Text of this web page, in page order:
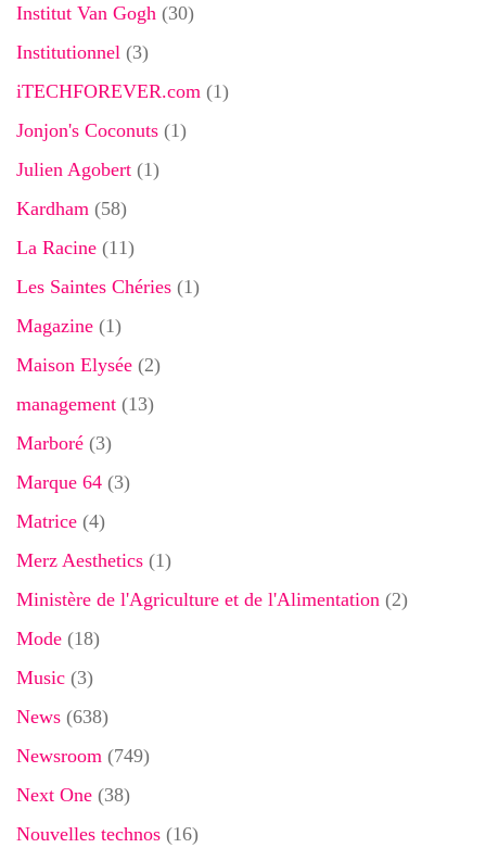
Institut Van Gogh (30)
Institutionnel (3)
iTECHFOREVER.com (1)
Jonjon's Coconuts (1)
Julien Agobert (1)
Kardham (58)
La Racine (11)
Les Saintes Chéries (1)
Magazine (1)
Maison Elysée (2)
management (13)
Marboré (3)
Marque 64 (3)
Matrice (4)
Merz Aesthetics (1)
Ministère de l'Agriculture et de l'Alimentation (2)
Mode (18)
Music (3)
News (638)
Newsroom (749)
Next One (38)
Nouvelles technos (16)